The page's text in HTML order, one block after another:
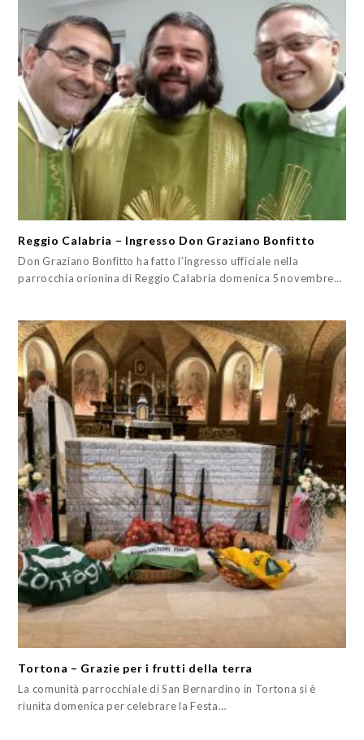
Reggio Calabria – Ingresso Don Graziano Bonfitto
Don Graziano Bonfitto ha fatto l’ingresso ufficiale nella
parrocchia orionina di Reggio Calabria domenica 5 novembre…
Tortona – Grazie per i frutti della terra
La comunità parrocchiale di San Bernardino in Tortona si è
riunita domenica per celebrare la Festa…